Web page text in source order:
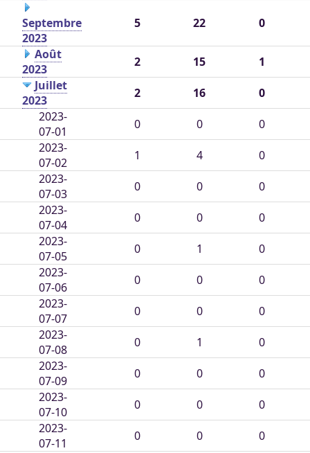
Septembre
2023
5 22 0
Août
2023
2 15
1
Juillet
2023
2 16
0
2023-
07-01
0 0
0
2023-
07-02
1 4
0
2023-
07-03
0 0
0
2023-
07-04
0 0
0
2023-
07-05
0 1
0
2023-
07-06
0 0
0
2023-
07-07
0 0
0
2023-
07-08
0 1
0
2023-
07-09
0 0
0
2023-
07-10
0 0
0
2023-
07-11
0 0
0